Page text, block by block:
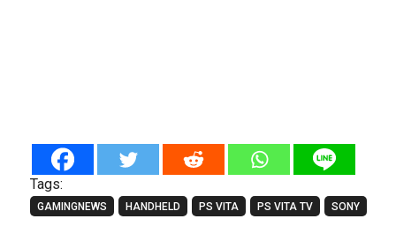
Tags:
GAMINGNEWS HANDHELD PS VITA PS VITA TV SONY